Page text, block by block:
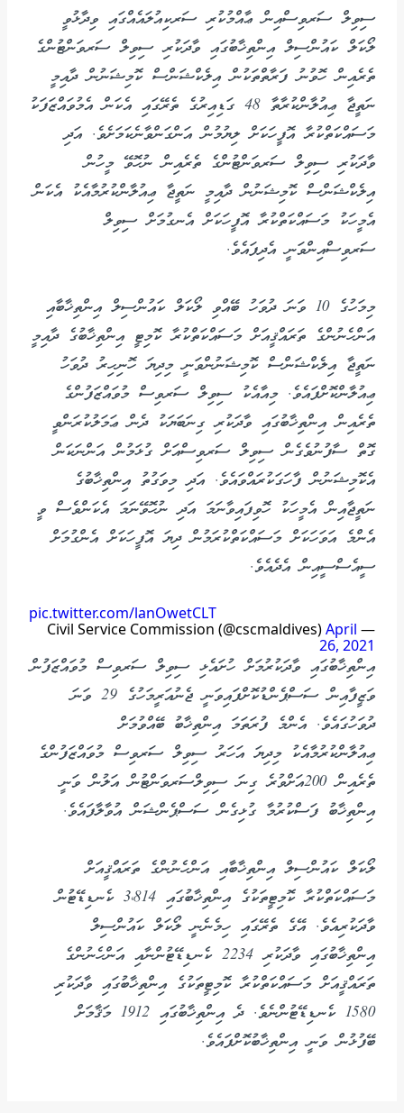
ސިވިލް ސަރވިސްއިން ޢާއްމުކުރި ސަރކިއުލައެއްގައި ވިދާޅުވީ
ލޯކަލް ކައުންސިލް އިންތިޚާބުގައި ވާދަކުރި ސިވިލް ސަރވަންޓުންގެ
ތެރެއިން ހޮވުނު ފަރާތްތަކުން އިލެކްޝަންސް ކޮމިޝަނުން ދާއިމީ
ނަތީޖާ ޢިއުލާންކުރާތާ 48 ގަޑިއިރުގެ ތެރޭގައި އެކަން އެމުވައްޒަފަކު
މަސައްކަތްކުރާ އޮފީހަކަށް ލިޔުމުން އަންގަންވާނެކަމަށެވެ. އަދި
ވާދަކުރި ސިވިލް ސަރވަންޓުންގެ ތެރެއިން ނުހޮވޭ މީހުން
އިލެކްޝަންސް ކޮމިޝަނުން ދާއިމީ ނަތީޖާ ޢިއުލާންކުރުމާއެކު އެކަން
އެމީހަކު މަސައްކަތްކުރާ އޮފީހަކަށް އެނގުމަށް ސިވިލް
ސަރވިސްއިންވަނީ އެދިފައެވެ.
މިމަހުގެ 10 ވަނަ ދުވަހު ބޭއްވި ލޯކަލް ކައުންސިލް އިންތިޚާބާއި
އަންހެނުންގެ ތަރައްޤީއަށް މަސައްކަތްކުރާ ކޮމިޓީ އިންތިޚާބުގެ ދާއިމީ
ނަތީޖާ އިލެކްޝަންސް ކޮމިޝަނުންވަނީ މިދިޔަ ހޮނިހިރު ދުވަހު
ޢިއުލާންކޮށްފައެވެ. މިއާއެކު ސިވިލް ސަރވިސް މުވައްޒަފުންގެ
ތެރެއިން އިންތިޚާބުގައި ވާދަކުރި ގިނަބަޔަކު ދެން ޢަމަލުކުރަންވީ
ގޮތް ސާފުނުވެގެން ސިވިލް ސަރވިސްއަށް ގުޅަމުން އަންނަކަން
އެކޮމިޝަނުން ފާހަގަކުރައްވައެވެ. އަދި މިވަގުތު އިންތިޚާބުގެ
ނަތީޖާއިން އެމީހަކު ހޮވިފައިވާނަމަ އަދި ނުހޮވޭނަމަ އެކަންވެސް ވީ
އެންމެ އަވަހަކަށް މަސައްކަތްކުރަމުން ދިޔަ އޮފީހަކަށް އެންގުމަށް
ސީއެސްސީއިން އެދެއެވެ.
pic.twitter.com/lanOwetCLT
— Civil Service Commission (@cscmaldives)
April
26, 2021
އިންތިޚާބުގައި ވާދަކުރުމަށް ހުށައެޅި ސިވިލް ސަރވިސް މުވައްޒަފުން
ވަޒީފާއިން ސަސްޕެންޑުކޮށްފައިވަނީ ޖެނުއަރީމަހުގެ 29 ވަނަ
ދުވަހުގައެވެ. އެންމެ ފުރަތަމަ އިންތިޚާބު ބޭއްވުމަށް
ޢިއުލާންކުރުމާއެކު މިދިޔަ އަހަރު ސިވިލް ސަރވިސް މުވައްޒަފުންގެ
ތެރެއިން 200އަށްވުރެ ގިނަ ސިވިލްސަރވަންޓުން އަލުން ވަނީ
އިންތިޚާބު ފަސްކުރުމާ ގުޅިގެން ސަސްޕެންޝަން އުވާލާފައެވެ.
ލޯކަލް ކައުންސިލް އިންތިޚާބާއި އަންހެނުންގެ ތަރައްޤީއަށް
މަސައްކަތްކުރާ ކޮމިޓީތަކުގެ އިންތިޚާބުގައި 3،814 ކެނޑިޑޭޓުން
ވާދަކުރިއެވެ. އޭގެ ތެރޭގައި ހިމެނެނީ ލޯކަލް ކައުންސިލް
އިންތިޚާބުގައި ވާދަކުރި 2234 ކެނޑިޑޭޓުންނާއި އަންހެނުންގެ
ތަރައްޤީއަށް މަސައްކަތްކުރާ ކޮމިޓީތަކުގެ އިންތިޚާބުގައި ވާދަކުރި
1580 ކެނޑިޑޭޓުންނެވެ. ދެ އިންތިޚާބުގައި 1912 މަޤާމަށް
ބޭފުޅުން ވަނީ އިންތިޚާބުކޮށްފައެވެ.